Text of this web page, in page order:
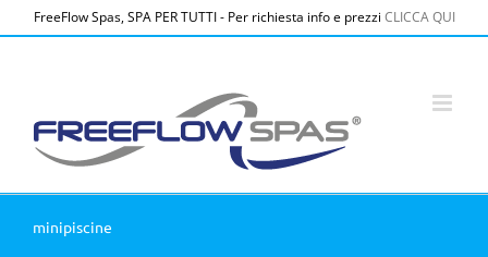
Salta
al
FreeFlow Spas, SPA PER TUTTI - Per richiesta info e prezzi CLICCA QUI
minipiscine